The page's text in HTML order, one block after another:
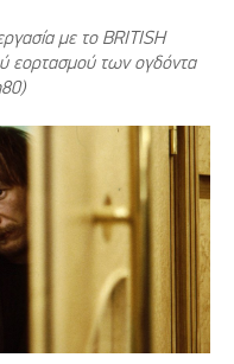
με το BRITISH
εορτασμού των ογδόντα